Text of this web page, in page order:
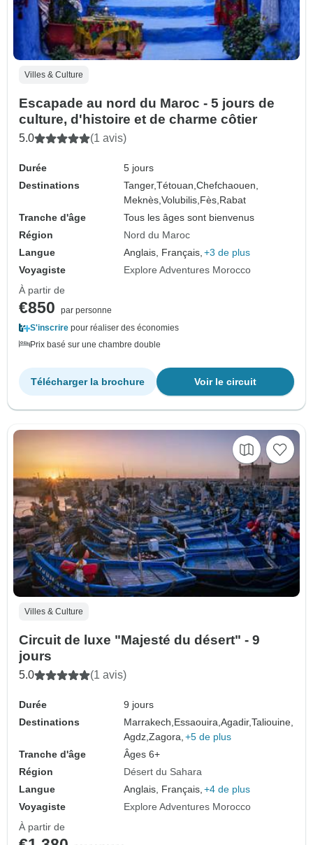
Villes & Culture
Escapade au nord du Maroc - 5 jours de
culture, d'histoire et de charme côtier
5.0 (1 avis)
Durée
5 jours
Destinations
Tanger,Tétouan,Chefchaouen,
Meknès,Volubilis, Fès, Rabat
Tranche d'âge
Tous les âges sont bienvenus
Région
Nord du Maroc
Langue
Anglais, Français, +3 de plus
Voyagiste
Explore Adventures Morocco
À partir de
€850
par personne
S'inscrire pour réaliser des économies
Prix basé sur une chambre double
Voir le circuit
Télécharger la brochure
Villes & Culture
Circuit de luxe "Majesté du désert" - 9
jours
5.0 (1 avis)
Durée
9 jours
Destinations
Marrakech,Essaouira,Agadir,Taliouine,
Agdz,Zagora, +5 de plus
Tranche d'âge
Âges 6+
Région
Désert du Sahara
Langue
Anglais, Français, +4 de plus
Voyagiste
Explore Adventures Morocco
À partir de